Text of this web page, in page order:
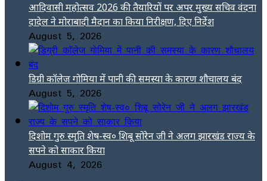
आदिवासी महोत्सव 2026 की तैयारियों पर अपर मुख्य सचिव वंदना
दादेल ने मोराबादी मैदान का किया निरीक्षण, दिए निर्देश
August 5, 2026
डिग्री कॉलेज गोमिया में पानी की समस्या के कारण शौचालय बंद
August 5, 2026
दिशोम गुरु स्मृति शेष-स्व० शिबू सोरेन जी ने अलग झारखंड राज्य के
सपने को साकार किया
August 4, 2026